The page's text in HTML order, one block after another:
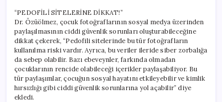
“PEDOFİLİ SİTELERİNE DİKKAT!”
Dr. Özüölmez, çocuk fotoğraflarının sosyal medya üzerinden
paylaşılmasının ciddi güvenlik sorunları oluşturabileceğine
dikkat çekerek, “Pedofili sitelerinde bu tür fotoğrafların
kullanılma riski vardır. Ayrıca, bu veriler ileride siber zorbalığa
da sebep olabilir. Bazı ebeveynler, farkında olmadan
çocuklarının rencide olabileceği içerikler paylaşabiliyor. Bu
tür paylaşımlar, çocuğun sosyal hayatını etkileyebilir ve kimlik
hırsızlığı gibi ciddi güvenlik sorunlarına yol açabilir” diye
ekledi.